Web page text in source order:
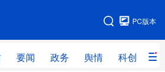
PC版本
要闻 政务 舆情 科创 产
网站地图